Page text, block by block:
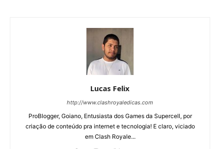
Lucas Felix
http://www.clashroyaledicas.com
ProBlogger, Goiano, Entusiasta dos Games da Supercell, por
criação de conteúdo pra internet e tecnologia! E claro, viciado
em Clash Royale...